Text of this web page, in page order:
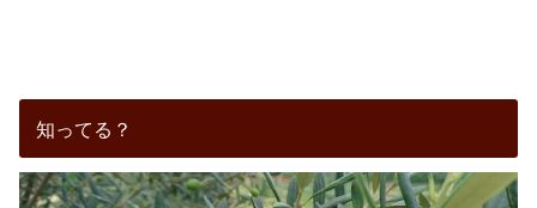
知ってる？